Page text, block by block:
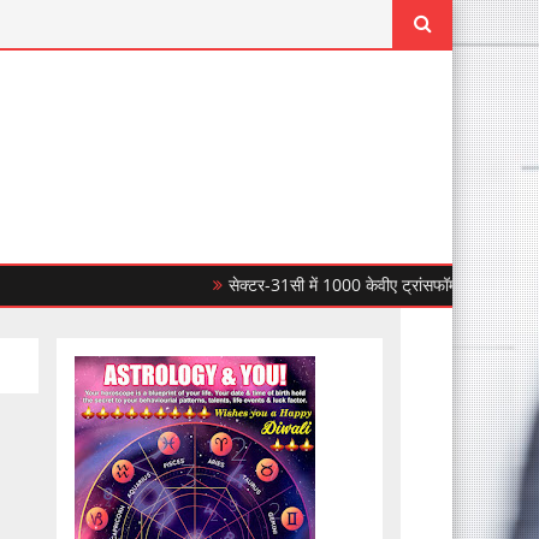
सेक्टर-31सी में 1000 केवीए ट्रांसफॉर्मर लगाकर सीपीडीएल ने